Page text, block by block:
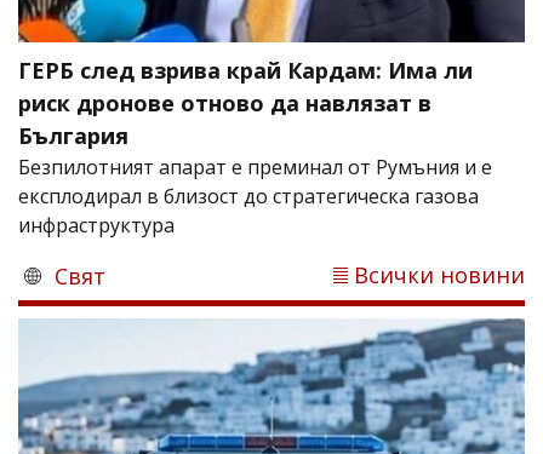
ГЕРБ след взрива край Кардам: Има ли
риск дронове отново да навлязат в
България
Безпилотният апарат е преминал от Румъния и е
експлодирал в близост до стратегическа газова
инфраструктура
Свят Всички новини